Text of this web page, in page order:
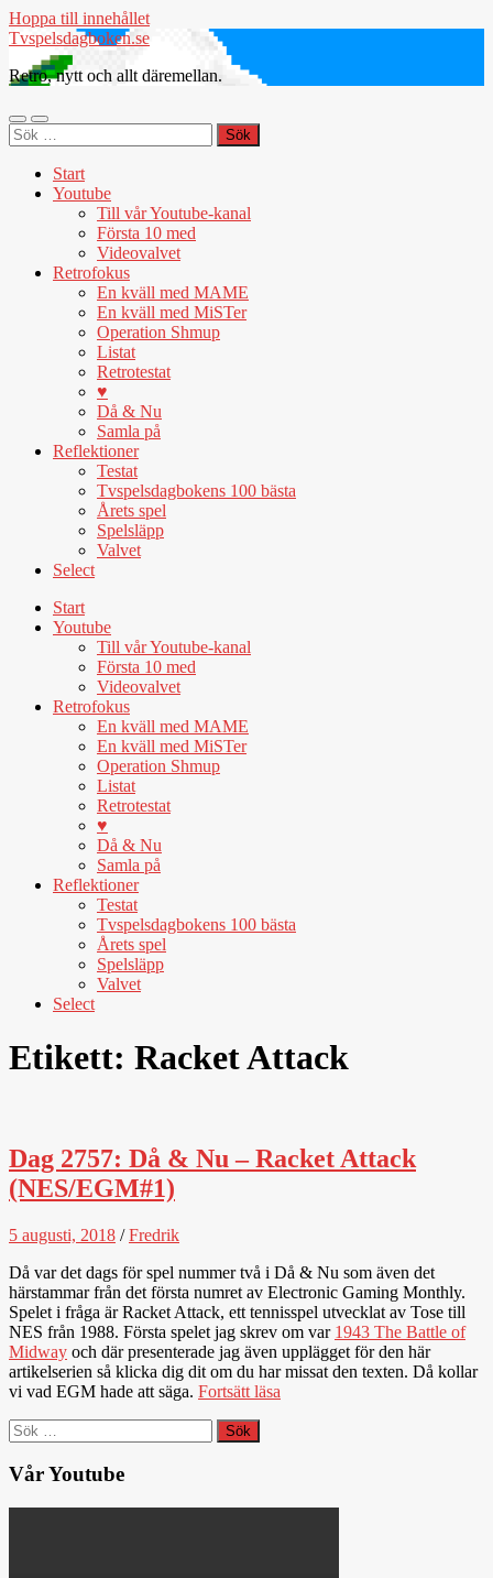
Hoppa till innehållet
Tvspelsdagboken.se
Retro, nytt och allt däremellan.
Slå
på/av
Slå
på/av
Sök
efter:
Start
Youtube
Till vår Youtube-kanal
Första 10 med
Videovalvet
Retrofokus
En kväll med MAME
En kväll med MiSTer
Operation Shmup
Listat
Retrotestat
♥
Då & Nu
Samla på
Reflektioner
Testat
Tvspelsdagbokens 100 bästa
Årets spel
Spelsläpp
Valvet
Select
Start
Youtube
Till vår Youtube-kanal
Första 10 med
Videovalvet
Retrofokus
En kväll med MAME
En kväll med MiSTer
Operation Shmup
Listat
Retrotestat
♥
Då & Nu
Samla på
Reflektioner
Testat
Tvspelsdagbokens 100 bästa
Årets spel
Spelsläpp
Valvet
Select
Etikett: Racket Attack
Dag 2757: Då & Nu – Racket Attack
(NES/EGM#1)
5 augusti, 2018 /Fredrik
Då var det dags för spel nummer två i Då & Nu som även det
härstammar från det första numret av Electronic Gaming Monthly.
Spelet i fråga är Racket Attack, ett tennisspel utvecklat av Tose till
NES från 1988. Första spelet jag skrev om var 1943 The Battle of
Midway och där presenterade jag även upplägget för den här
artikelserien så klicka dig dit om du har missat den texten. Då kollar
vi vad EGM hade att säga. Fortsätt läsa
Sök
efter:
Vår Youtube